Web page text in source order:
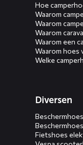
Hoe
Waarom
Waarom
Waarom
Waarom een
Waarom hoes
Welke
Diversen
Fietshoes